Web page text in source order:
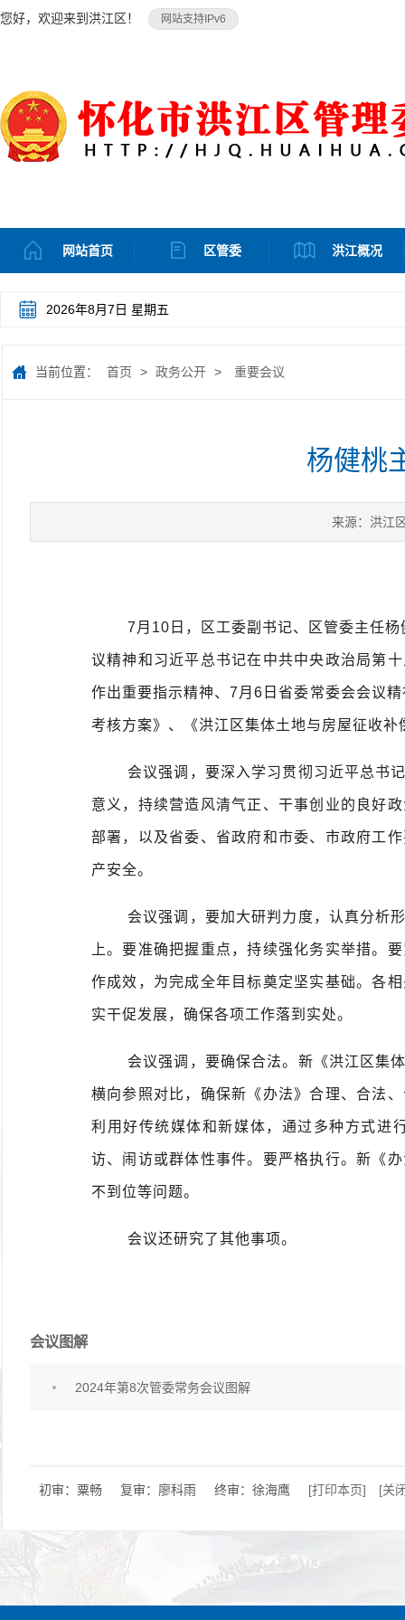
您好，欢迎来到洪江区！ 网站支持IPv6
网站首页 区管委 洪江概况
2026年8月7日 星期五
当前位置： 首页 > 政务公开 > 重要会议
杨健桃
来源：洪江
7月10日，区工委副书记、区管委主任
议精神和习近平总书记在中共中央政治局第
作出重要指示精神、7月6日省委常委会会议
考核方案》、《洪江区集体土地与房屋征收补
会议强调，要深入学习贯彻习近平总书
意义，持续营造风清气正、干事创业的良好
部署，以及省委、省政府和市委、市政府工
产安全。
会议强调，要加大研判力度，认真分析
上。要准确把握重点，持续强化务实举措。
作成效， 为完成全年目标奠定坚实基础。各
实干促发展，确保各项工作落到实处。
会议强调，要确保合法。新《洪江区集
横向参照对比，确保新《办法》合理、合法
利用好传统媒体和新媒体，通过多种方式进
访、闹访或群体性事件。要严格执行。新《
不到位等问题。
会议还研究了其他事项。
会议图解
2024年第8次管委常务会议图解
初审：粟畅 复审：廖科雨 终审：徐海鹰 [打印本页] [关